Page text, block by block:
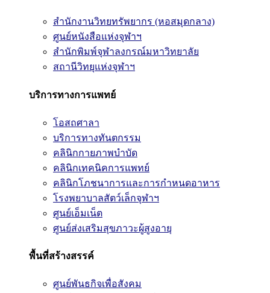
สำนักงานวิทยทรัพยากร (หอสมุดกลาง)
ศูนย์หนังสือแห่งจุฬาฯ
สำนักพิมพ์จุฬาลงกรณ์มหาวิทยาลัย
สถานีวิทยุแห่งจุฬาฯ
บริการทางการแพทย์
โอสถศาลา
บริการทางทันตกรรม
คลินิกกายภาพบำบัด
คลินิกเทคนิคการแพทย์
คลินิกโภชนาการและการกำหนดอาหาร
โรงพยาบาลสัตว์เล็กจุฬาฯ
ศูนย์เอ็มเน็ต
ศูนย์ส่งเสริมสุขภาวะผู้สูงอายุ
พื้นที่สร้างสรรค์
ศูนย์พันธกิจเพื่อสังคม